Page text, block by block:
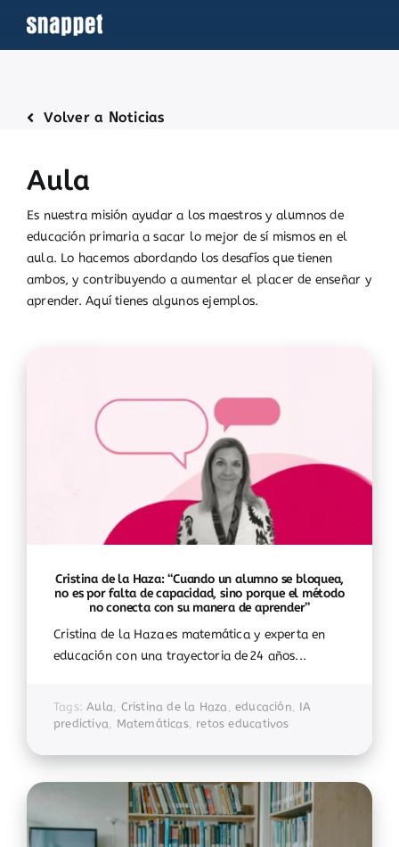
contenido
Volver a Noticias
Aula
Es nuestra misión ayudar a los maestros y alumnos de
educación primaria a sacar lo mejor de sí mismos en el
aula. Lo hacemos abordando los desafíos que tienen
ambos, y contribuyendo a aumentar el placer de enseñar y
aprender. Aquí tienes algunos ejemplos.
Cristina de la Haza: “Cuando un alumno se bloquea,
no es por falta de capacidad, sino porque el método
no conecta con su manera de aprender”
Cristina de la Haza es matemática y experta en
educación con una trayectoria de 24 años...
Tags:Aula, Cristina de la Haza, educación, IA
predictiva, Matemáticas, retos educativos